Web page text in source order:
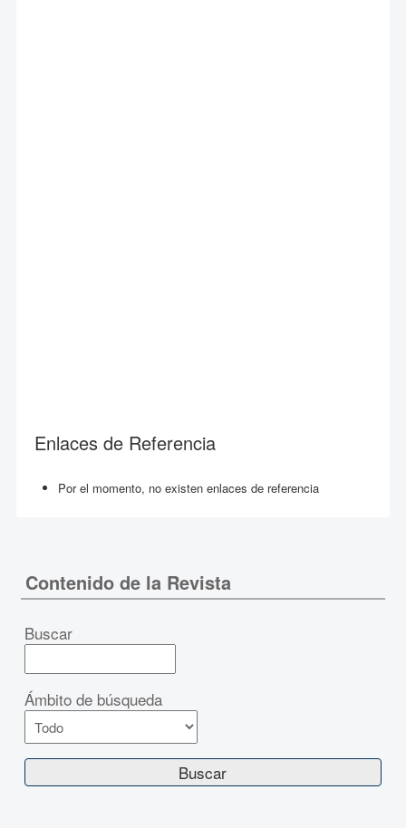
Enlaces de Referencia
Por el momento, no existen enlaces de referencia
Contenido de la Revista
Buscar
Ámbito de búsqueda